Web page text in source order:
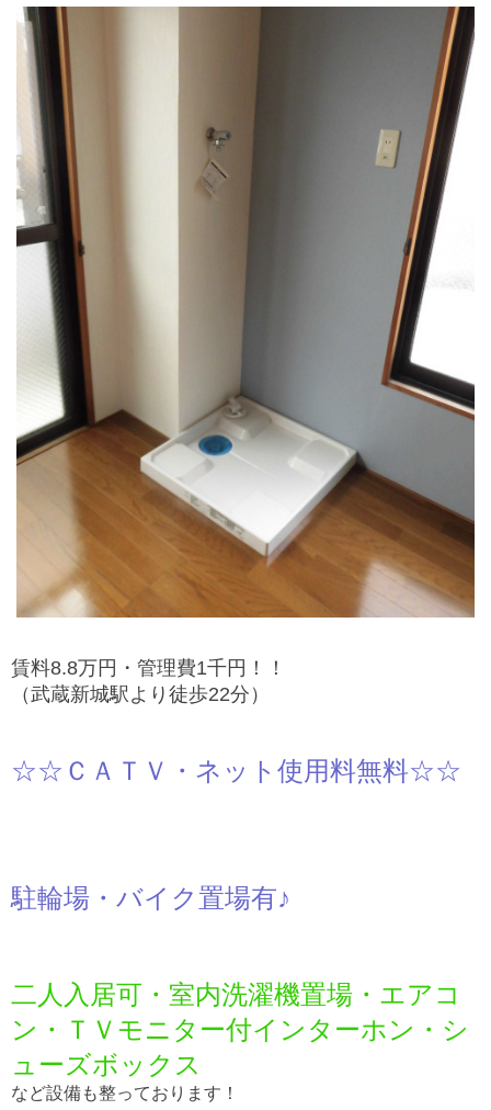
賃料8.8万円・管理費1千円！！
（武蔵新城駅より徒歩22分）
☆☆ ＣＡＴＶ・ネット使用料無料☆☆
駐輪場・バイク置場有♪
二人入居可・室内洗濯機置場・エアコ
ン・ＴＶモニター付インターホン・シ
ューズボックス
など設備も整っております！